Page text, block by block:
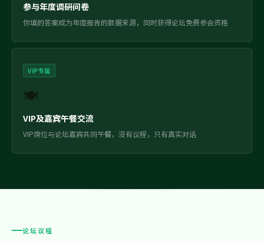
参与年度调研问卷
你填的答案成为年度报告的数据来源，同时获得论坛免费参会资格
VIP专属
🍽️
VIP及嘉宾午餐交流
VIP席位与论坛嘉宾共同午餐，没有议程，只有真实对话
论坛议程